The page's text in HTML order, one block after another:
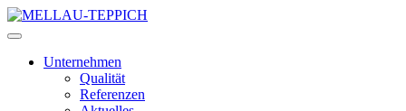
Unternehmen
Qualität
Referenzen